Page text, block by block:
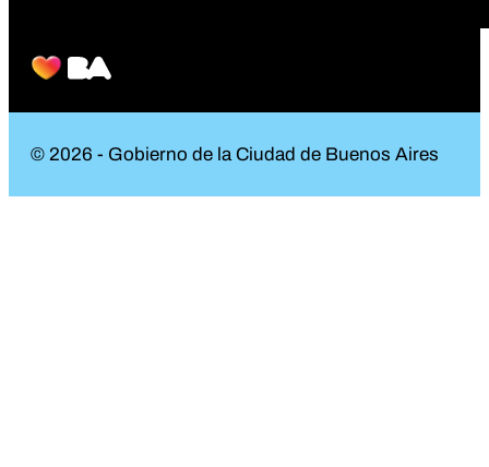
© 2026 - Gobierno de la Ciudad de Buenos Aires